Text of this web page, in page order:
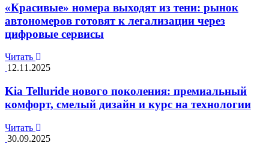
«Красивые» номера выходят из тени: рынок
автономеров готовят к легализации через
цифровые сервисы
Читать
12.11.2025
Kia Telluride нового поколения: премиальный
комфорт, смелый дизайн и курс на технологии
Читать
30.09.2025